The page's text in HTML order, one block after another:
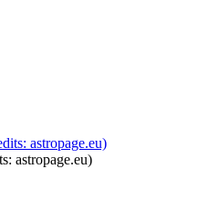
astropage.eu)